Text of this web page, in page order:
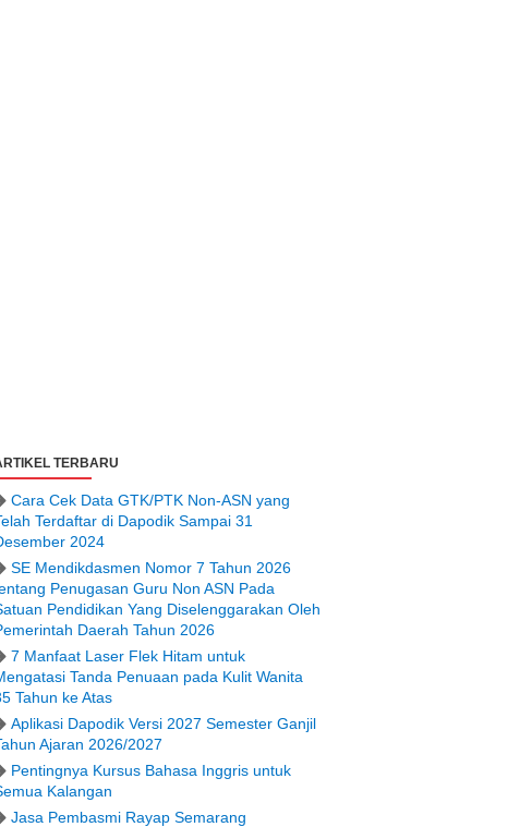
TERBARU
Cara Cek Data GTK/PTK Non-ASN yang
Terdaftar di Dapodik Sampai 31
2024
SE Mendikdasmen Nomor 7 Tahun 2026
Penugasan Guru Non ASN Pada
Pendidikan Yang Diselenggarakan Oleh
Daerah Tahun 2026
7 Manfaat Laser Flek Hitam untuk
Tanda Penuaan pada Kulit Wanita
Tahun ke Atas
Aplikasi Dapodik Versi 2027 Semester Ganjil
Ajaran 2026/2027
Pentingnya Kursus Bahasa Inggris untuk
Kalangan
Jasa Pembasmi Rayap Semarang